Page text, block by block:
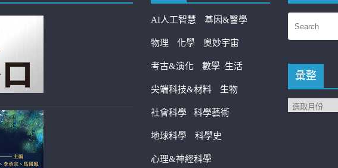
AI人工智慧 基因&醫學
物理 化學 奧妙宇宙
考古&演化 數學 生活
尖端科技&材料 生物
社會科學 科學藝術
地球科學 科學史
心理&神經科學
彙整